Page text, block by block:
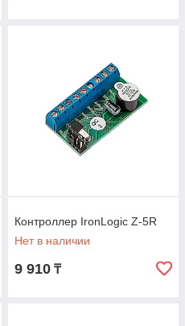
Контроллер IronLogic Z-5R
Нет в наличии
9 910 ₸